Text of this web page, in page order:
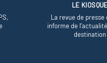
LE
La revue de presse
informe de
destination